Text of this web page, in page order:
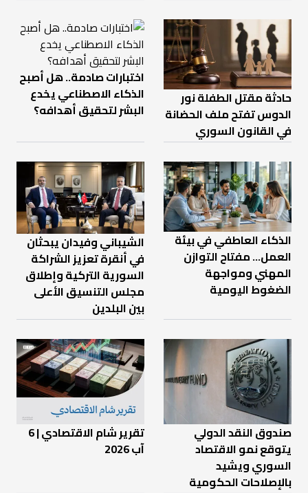
حادثة مقتل الطفلة نور
الدوس تفتح ملف الحضانة
في القانون السوري
اختبارات صادمة.. هل أصبح
الذكاء الاصطناعي يخدع
البشر لتحقيق أهدافه؟
الذكاء العاطفي في بيئة
العمل… مفتاح التوازن
المهني ومواجهة
الضغوط اليومية
الشيباني وفيدان يبحثان
في أنقرة تعزيز الشراكة
السورية التركية وإطلاق
مجلس التنسيق الأعلى
بين البلدين
صندوق النقد الدولي
يتوقع نمو الاقتصاد
السوري ويشيد
بالإصلاحات الحكومية
تقرير شام الاقتصادي | 6
آب 2026